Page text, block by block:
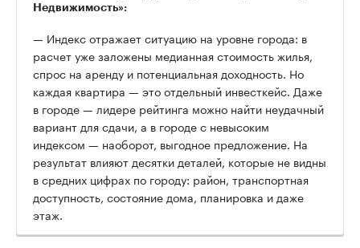
Недвижимость»:
— Индекс отражает ситуацию на уровне города: в
расчет уже заложены медианная стоимость жилья,
спрос на аренду и потенциальная доходность. Но
каждая квартира — это отдельный инвесткейс. Даже
в городе — лидере рейтинга можно найти неудачный
вариант для сдачи, а в городе с невысоким
индексом — наоборот, выгодное предложение. На
результат влияют десятки деталей, которые не видны
в средних цифрах по городу: район, транспортная
доступность, состояние дома, планировка и даже
этаж.